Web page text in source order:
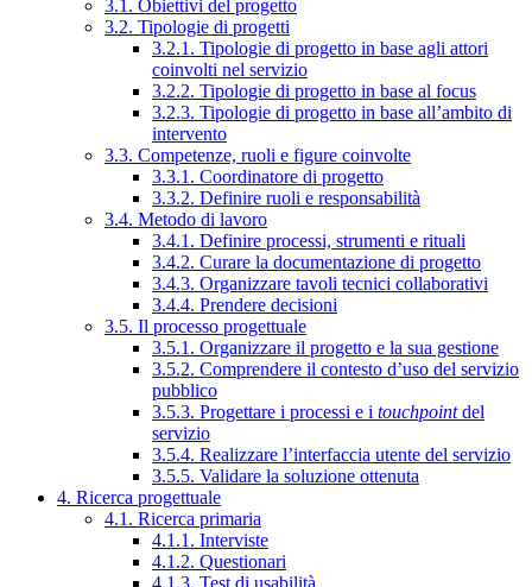
3.1. Obiettivi del progetto
3.2. Tipologie di progetti
3.2.1. Tipologie di progetto in base agli attori
coinvolti nel servizio
3.2.2. Tipologie di progetto in base al focus
3.2.3. Tipologie di progetto in base all’ambito di
intervento
3.3. Competenze, ruoli e figure coinvolte
3.3.1. Coordinatore di progetto
3.3.2. Definire ruoli e responsabilità
3.4. Metodo di lavoro
3.4.1. Definire processi, strumenti e rituali
3.4.2. Curare la documentazione di progetto
3.4.3. Organizzare tavoli tecnici collaborativi
3.4.4. Prendere decisioni
3.5. Il processo progettuale
3.5.1. Organizzare il progetto e la sua gestione
3.5.2. Comprendere il contesto d’uso del servizio
pubblico
3.5.3. Progettare i processi e i touchpointdel
servizio
3.5.4. Realizzare l’interfaccia utente del servizio
3.5.5. Validare la soluzione ottenuta
4. Ricerca progettuale
4.1. Ricerca primaria
4.1.1. Interviste
4.1.2. Questionari
4.1.3. Test di usabilità